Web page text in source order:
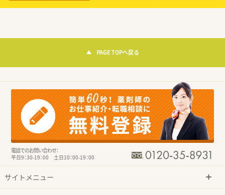
PAGE TOPへ戻る
電話でのお問い合わせ：
平日9：30-19：00 土日10：00-19：00
サイトメニュー